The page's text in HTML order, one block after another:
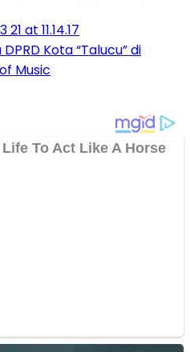
Kota “Talucu” di
Music